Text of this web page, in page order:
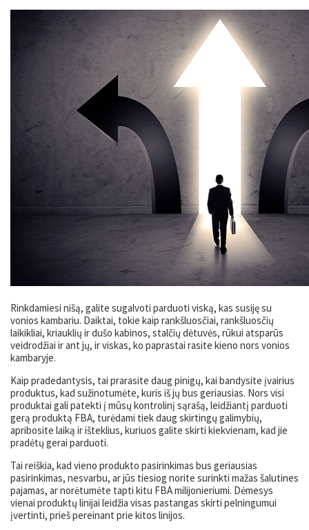
Rinkdamiesi nišą, galite sugalvoti parduoti viską, kas susiję su
vonios kambariu. Daiktai, tokie kaip rankšluosčiai, rankšluosčių
laikikliai, kriauklių ir dušo kabinos, stalčių dėtuvės, rūkui atsparūs
veidrodžiai ir ant jų, ir viskas, ko paprastai rasite kieno nors vonios
kambaryje.
Kaip pradedantysis, tai prarasite daug pinigų, kai bandysite įvairius
produktus, kad sužinotumėte, kuris iš jų bus geriausias. Nors visi
produktai gali patekti į mūsų kontrolinį sąrašą, leidžiantį parduoti
gerą produktą FBA, turėdami tiek daug skirtingų galimybių,
apribosite laiką ir išteklius, kuriuos galite skirti kiekvienam, kad jie
pradėtų gerai parduoti.
Tai reiškia, kad vieno produkto pasirinkimas bus geriausias
pasirinkimas, nesvarbu, ar jūs tiesiog norite surinkti mažas šalutines
pajamas, ar norėtumėte tapti kitu FBA milijonieriumi. Dėmesys
vienai produktų linijai leidžia visas pastangas skirti pelningumui
įvertinti, prieš pereinant prie kitos linijos.